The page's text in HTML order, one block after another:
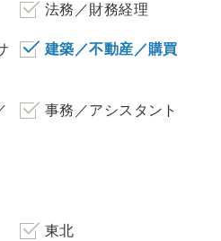
法務／財務経理
建築／不動産／購買
事務／アシスタント
東北